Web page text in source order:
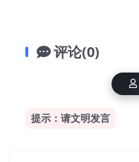
评论(0)
提示：请文明发言